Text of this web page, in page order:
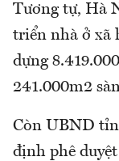
Tương tự, Hà
triển nhà ở xã
dựng
241.000m2
Còn UBND
định phê